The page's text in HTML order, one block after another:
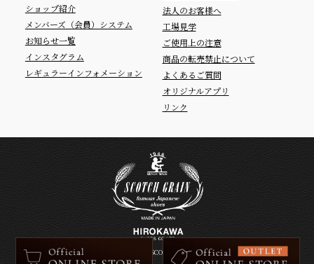
ショップ紹介
メンバーズ（会員）システム
お知らせ一覧
インスタグラム
レギュラーインフォメーション
法人のお客様へ
工場見学
ご使用上の注意
商品の転売禁止について
よくあるご質問
オリジナルアプリ
リンク
Copyright © SCOTCH GRAIN.